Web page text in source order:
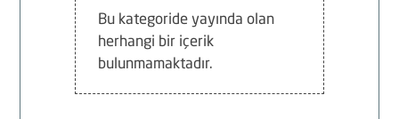
Bu kategoride yayında olan
herhangi bir içerik
bulunmamaktadır.